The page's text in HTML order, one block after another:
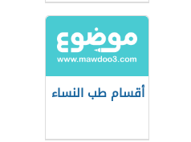
أقسام طب النساء